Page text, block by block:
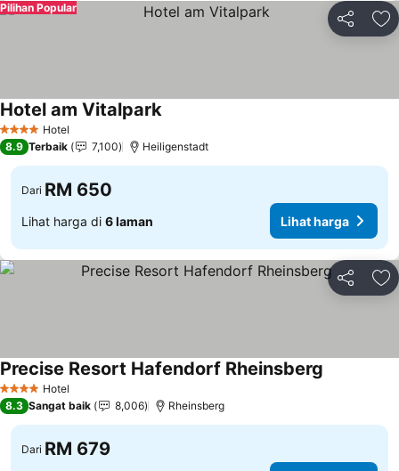
Kongsi
Pilihan Popular
4 BintangHotel
Hotel am Vitalpark
8.9 Terbaik 7,100 Heiligenstadt
Dari RM 650
Lihat harga di 6 laman Lihat harga
Kongsi
4 BintangHotel
Precise Resort Hafendorf Rheinsberg
8.3 Sangat baik 8,006 Rheinsberg
Dari RM 679